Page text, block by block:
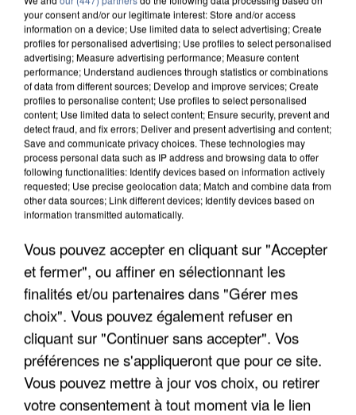
L’UN DES FONDATEURS SUPPOSÉS DE LA DZ
your consent and/or our legitimate interest: Store and/or access
information on a device; Use limited data to select advertising; Create
profiles for personalised advertising; Use profiles to select personalised
advertising; Measure advertising performance; Measure content
performance; Understand audiences through statistics or combinations
of data from different sources; Develop and improve services; Create
profiles to personalise content; Use profiles to select personalised
content; Use limited data to select content; Ensure security, prevent and
detect fraud, and fix errors; Deliver and present advertising and content;
Save and communicate privacy choices. These technologies may
process personal data such as IP address and browsing data to offer
following functionalities: Identify devices based on information actively
requested; Use precise geolocation data; Match and combine data from
other data sources; Link different devices; Identify devices based on
information transmitted automatically.
Vous pouvez accepter en cliquant sur "Accepter
et fermer", ou affiner en sélectionnant les
finalités et/ou partenaires dans "Gérer mes
choix". Vous pouvez également refuser en
cliquant sur "Continuer sans accepter". Vos
préférences ne s'appliqueront que pour ce site.
Vous pouvez mettre à jour vos choix, ou retirer
votre consentement à tout moment via le lien